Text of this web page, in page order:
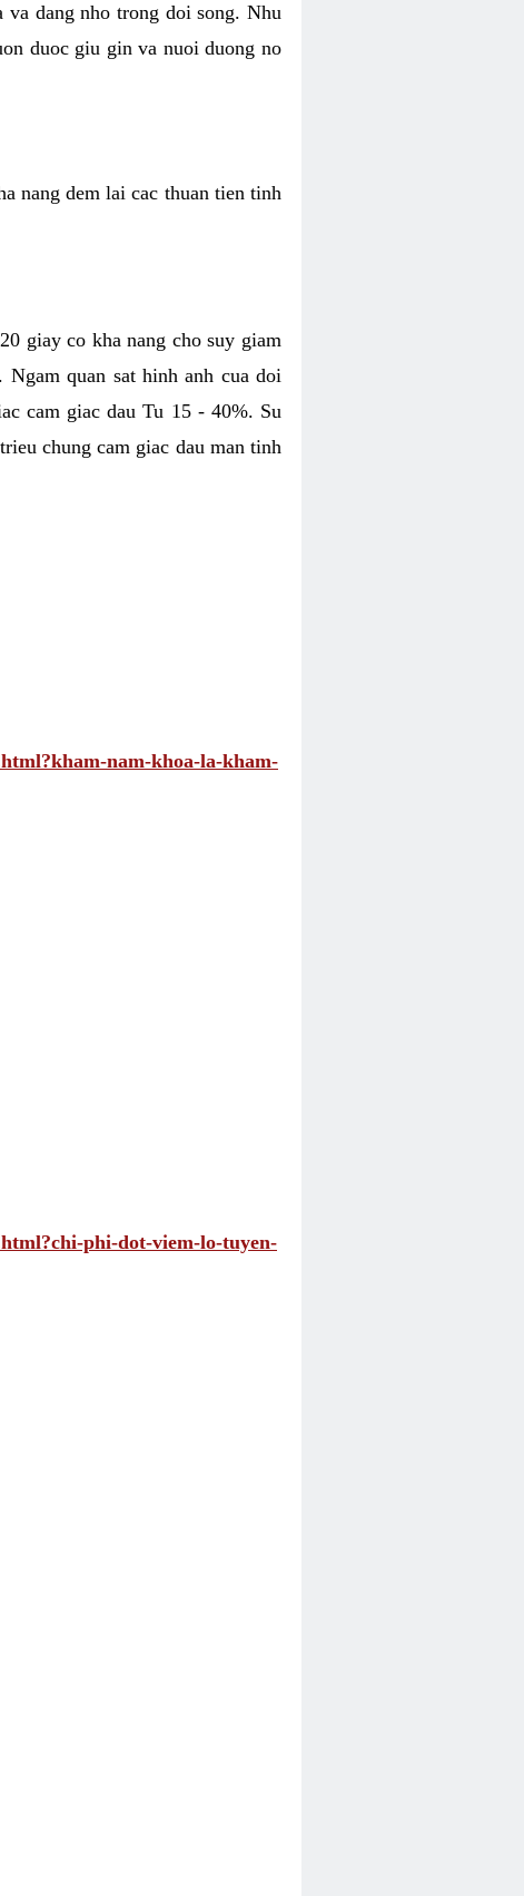
dang nho trong doi song. Nhu
duoc giu gin va nuoi duong no
nang dem lai cac thuan tien tinh
giay co kha nang cho suy giam
quan sat hinh anh cua doi
cam giac dau Tu 15 - 40%. Su
chung cam giac dau man tinh
nam-khoa-la-kham-
phi-dot-viem-lo-tuyen-